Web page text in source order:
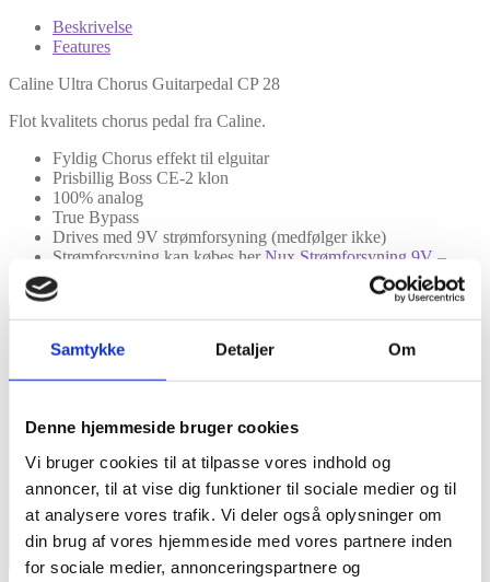
Samtykke Detaljer Om
Denne hjemmeside bruger cookies
Vi bruger cookies til at tilpasse vores indhold og
annoncer, til at vise dig funktioner til sociale medier og til
at analysere vores trafik. Vi deler også oplysninger om
din brug af vores hjemmeside med vores partnere inden
for sociale medier, annonceringspartnere og
Beskrivelse
Features
Caline Ultra Chorus Guitarpedal CP 28
Flot kvalitets chorus pedal fra Caline.
Fyldig Chorus effekt til elguitar
Prisbillig Boss CE-2 klon
100% analog
True Bypass
Drives med 9V strømforsyning (medfølger ikke)
Strømforsyning kan købes herNux Strømforsyning 9V –
ACD-006A